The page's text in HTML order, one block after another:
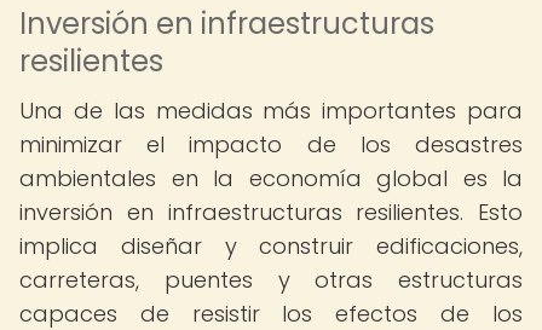
Inversión en infraestructuras
resilientes
Una de las medidas más importantes para
minimizar el impacto de los desastres
ambientales en la economía global es la
inversión en infraestructuras resilientes. Esto
implica diseñar y construir edificaciones,
carreteras, puentes y otras estructuras
capaces de resistir los efectos de los